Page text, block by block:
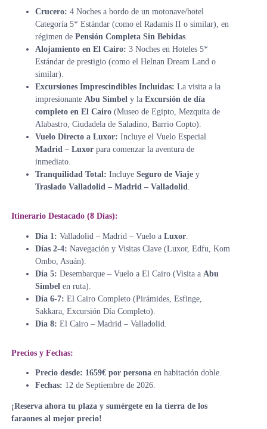
Crucero: 4 Noches a bordo de un motonave/hotel
Categoría 5* Estándar (como el Radamis II o similar), en
régimen de Pensión Completa Sin Bebidas.
Alojamiento en El Cairo: 3 Noches en Hoteles 5*
Estándar de prestigio (como el Helnan Dream Land o
similar).
Excursiones Imprescindibles Incluidas: La visita a la
impresionante Abu Simbel y la Excursión de día
completo en El Cairo(Museo de Egipto, Mezquita de
Alabastro, Ciudadela de Saladino, Barrio Copto).
Vuelo Directo a Luxor: Incluye el Vuelo Especial
Madrid – Luxorpara comenzar la aventura de
inmediato.
Tranquilidad Total: Incluye Seguro de Viajey
Traslado Valladolid – Madrid – Valladolid
Itinerario Destacado (8 Días):
Día 1: Valladolid – Madrid – Vuelo a Luxor.
Días 2-4: Navegación y Visitas Clave (Luxor, Edfu, Kom
Ombo, Asuán).
Día 5: Desembarque – Vuelo a El Cairo (Visita a Abu
Simbel en ruta).
Día 6-7: El Cairo Completo (Pirámides, Esfinge,
Sakkara, Excursión Día Completo).
Día 8: El Cairo – Madrid – Valladolid.
Precios y Fechas:
Precio desde: 1659€ por personaen habitación doble.
Fechas: 12 de Septiembre de 2026.
¡Reserva ahora tu plaza y sumérgete en la tierra de los
faraones al mejor precio!